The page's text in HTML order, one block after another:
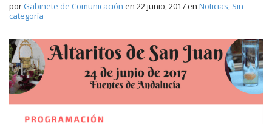
por Gabinete de Comunicación en 22 junio, 2017en Noticias, Sin
categoría